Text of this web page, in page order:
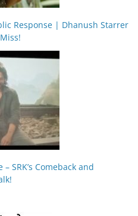
Response | Dhanush Starrer
SRK’s Comeback and